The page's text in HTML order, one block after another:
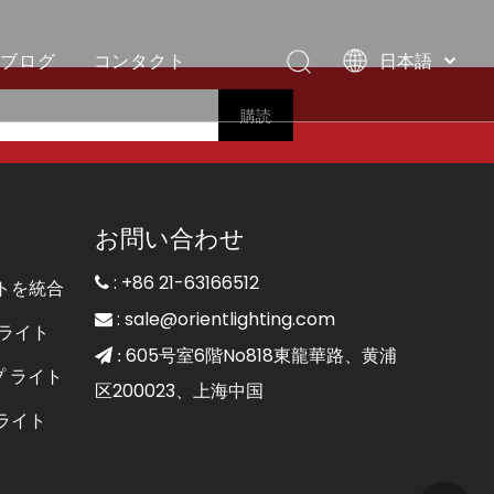
ブログ コンタクト
日本語
العربية
Nederlands
購読
を統合
イト
ライト
イト
お問い合わせ
 : +86 21-63166512
 : sale@orientlighting.com
 : 605号室6階No818東龍華路、黄浦
区200023、上海中国